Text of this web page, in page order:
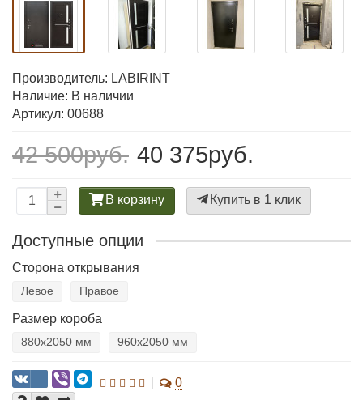
Производитель: LABIRINT
Наличие: В наличии
Артикул: 00688
42 500руб. 40 375руб.
В корзину Купить в 1 клик
Доступные опции
Сторона открывания
Левое Правое
Размер короба
880х2050 мм 960х2050 мм
0